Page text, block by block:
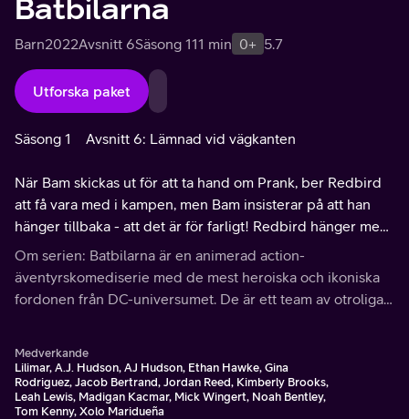
Batbilarna
Barn2022Avsnitt 6Säsong 111 min 0+ 5.7
Utforska paket
Säsong 1 Avsnitt 6: Lämnad vid vägkanten
När Bam skickas ut för att ta hand om Prank, ber Redbird
att få vara med i kampen, men Bam insisterar på att han
hänger tillbaka - att det är för farligt! Redbird hänger med
i hemlighet, men hans närvaro gör mer ont än det hjälper.
Om serien: Batbilarna är en animerad action-
äventyrskomediserie med de mest heroiska och ikoniska
fordonen från DC-universumet. De är ett team av otroliga
Medverkande
Lilimar, A.J. Hudson, AJ Hudson, Ethan Hawke, Gina
Rodriguez, Jacob Bertrand, Jordan Reed, Kimberly Brooks,
Leah Lewis, Madigan Kacmar, Mick Wingert, Noah Bentley,
Tom Kenny, Xolo Maridueña